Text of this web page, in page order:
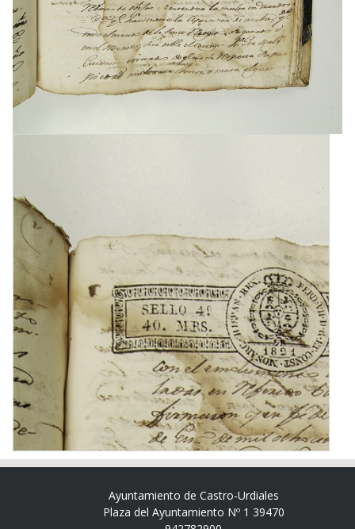
Ayuntamiento de Castro-Urdiales
Plaza del Ayuntamiento Nº 1 39470